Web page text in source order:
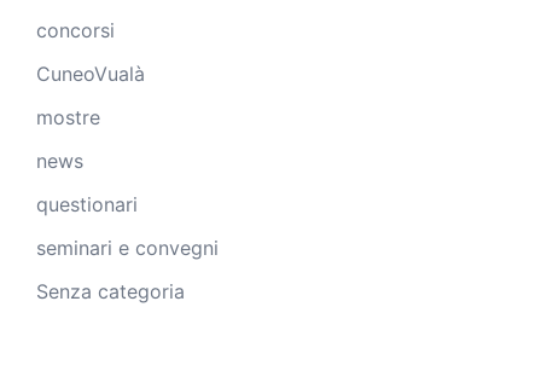
concorsi
CuneoVualà
mostre
news
questionari
seminari e convegni
Senza categoria